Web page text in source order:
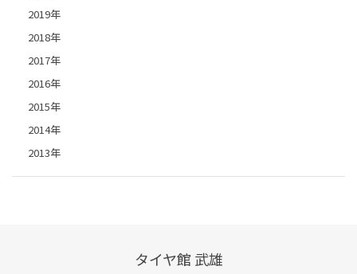
2019年
2018年
2017年
2016年
2015年
2014年
2013年
タイヤ館 武雄